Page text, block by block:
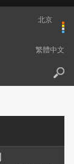
北京
繁體中文